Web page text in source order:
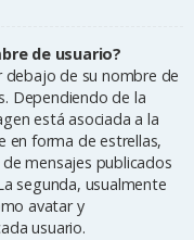
de usuario?
debajo de su nombre de
Dependiendo de la
está asociada a la
en forma de estrellas,
mensajes publicados
segunda, usualmente
avatar y
usuario.